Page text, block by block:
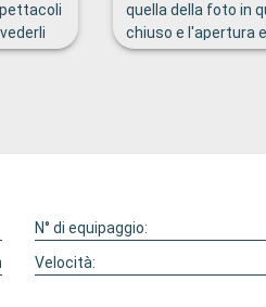
il dopo
quella della foto in
chiuso e l'apertura
N° di equipaggio:
Velocità: